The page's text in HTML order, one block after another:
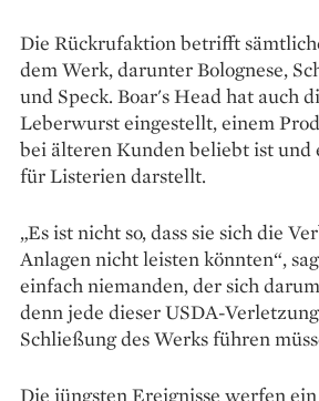
Die Rückrufaktion betrifft
dem Werk, darunter Bolognese,
und Speck. Boar's Head hat auch
Leberwurst eingestellt, einem
bei älteren Kunden beliebt ist und
für Listerien darstellt.
„Es ist nicht so, dass sie sich die
Anlagen nicht leisten könnten“,
einfach niemanden, der sich
denn jede dieser USDA-
Schließung des Werks führen
Die jüngsten Ereignisse werfen